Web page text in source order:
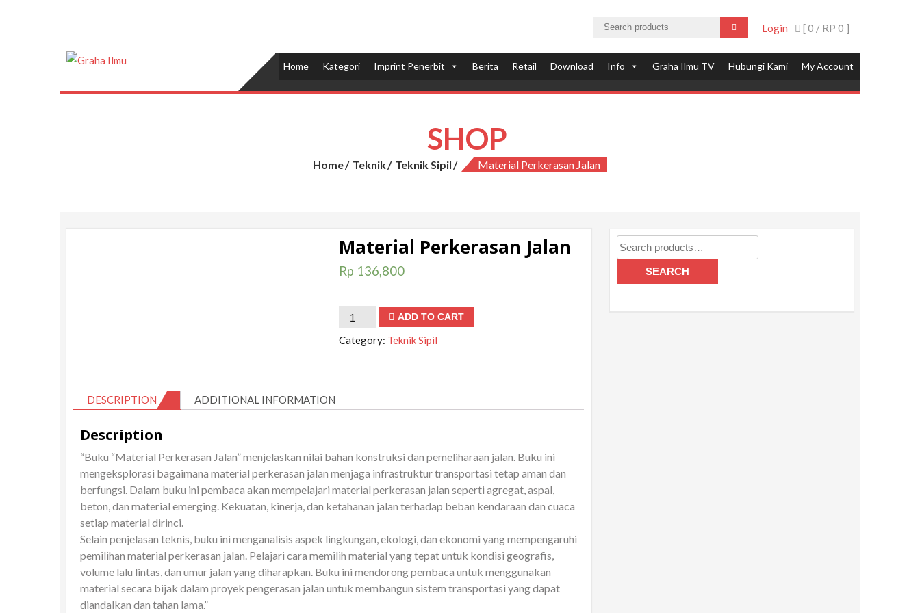
[ 0 / RP 0 ]
Login
Home Kategori Imprint Penerbit Berita Retail Download Info Graha Ilmu TV Hubungi Kami My Account
SHOP
Home Teknik Teknik Sipil Material Perkerasan Jalan
Material Perkerasan Jalan
Rp 136,800
Material
ADD TO CART
Category: Teknik Sipil
DESCRIPTION ADDITIONAL INFORMATION
Description
“Buku “Material Perkerasan Jalan” menjelaskan nilai bahan konstruksi dan pemeliharaan jalan. Buku ini
mengeksplorasi bagaimana material perkerasan jalan menjaga infrastruktur transportasi tetap aman dan
berfungsi. Dalam buku ini pembaca akan mempelajari material perkerasan jalan seperti agregat, aspal,
beton, dan material emerging. Kekuatan, kinerja, dan ketahanan jalan terhadap beban kendaraan dan cuaca
setiap material dirinci.
Selain penjelasan teknis, buku ini menganalisis aspek lingkungan, ekologi, dan ekonomi yang mempengaruhi
pemilihan material perkerasan jalan. Pelajari cara memilih material yang tepat untuk kondisi geografis,
volume lalu lintas, dan umur jalan yang diharapkan. Buku ini mendorong pembaca untuk menggunakan
material secara bijak dalam proyek pengerasan jalan untuk membangun sistem transportasi yang dapat
diandalkan dan tahan lama.”
Search
for:
SEARCH